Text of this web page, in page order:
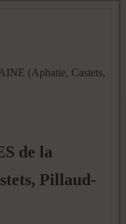
(Aphatie, Castets,
de la
Pillaud-